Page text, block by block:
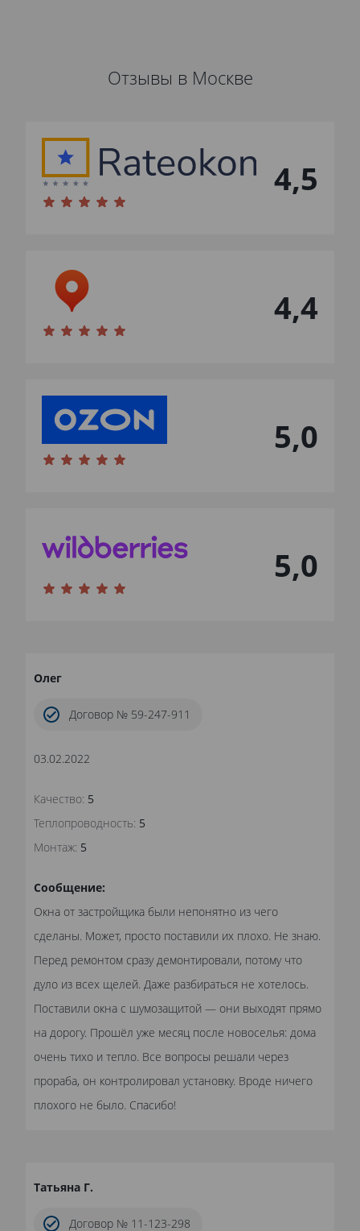
Отзывы в Москве
4,5
4,4
5,0
5,0
Олег
Договор № 59-247-911
03.02.2022
Качество: 5
Теплопроводность: 5
Монтаж: 5
Сообщение:
Окна от застройщика были непонятно из чего
сделаны. Может, просто поставили их плохо. Не знаю.
Перед ремонтом сразу демонтировали, потому что
дуло из всех щелей. Даже разбираться не хотелось.
Поставили окна с шумозащитой — они выходят прямо
на дорогу. Прошёл уже месяц после новоселья: дома
очень тихо и тепло. Все вопросы решали через
прораба, он контролировал установку. Вроде ничего
плохого не было. Спасибо!
Татьяна Г.
Договор № 11-123-298